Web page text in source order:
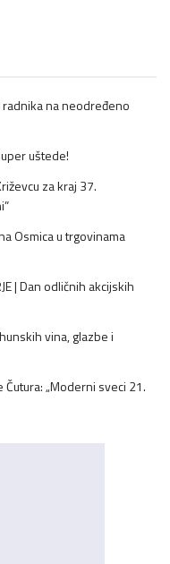
radnika na neodređeno
uštede!
za kraj 37.
Osmica u trgovinama
| Dan odličnih akcijskih
vina, glazbe i
Čutura: „Moderni sveci 21.